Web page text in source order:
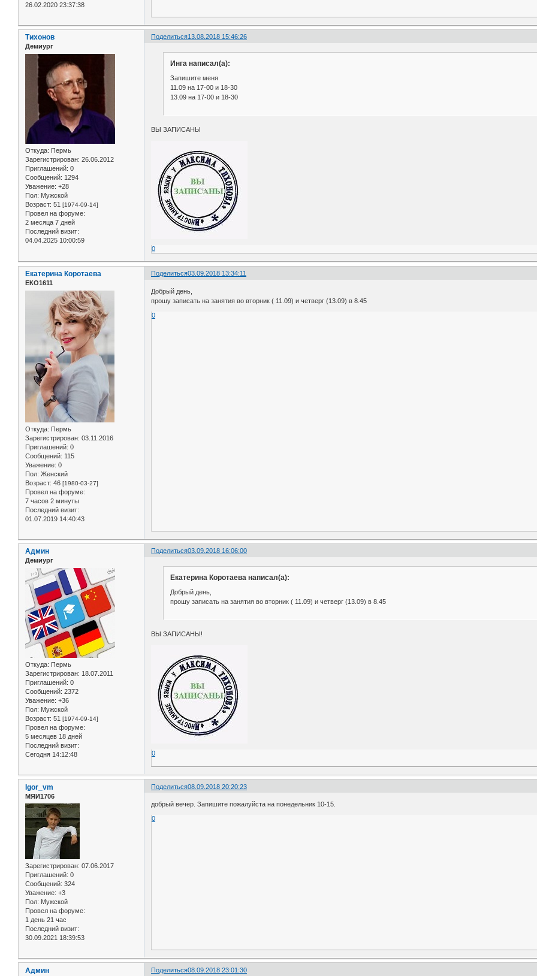
26.02.2020 23:37:38
Поделиться13.08.2018 15:46:26
Тихонов
Демиург
Откуда: Пермь
Зарегистрирован: 26.06.2012
Приглашений: 0
Сообщений: 1294
Уважение: +28
Пол: Мужской
Возраст: 51 [1974-09-14]
Провел на форуме:
2 месяца 7 дней
Последний визит:
04.04.2025 10:00:59
Инга написал(а):
Запишите меня
11.09 на 17-00 и 18-30
13.09 на 17-00 и 18-30
ВЫ ЗАПИСАНЫ
0
Поделиться03.09.2018 13:34:11
Екатерина Коротаева
ЕКО1611
Откуда: Пермь
Зарегистрирован: 03.11.2016
Приглашений: 0
Сообщений: 115
Уважение: 0
Пол: Женский
Возраст: 46 [1980-03-27]
Провел на форуме:
7 часов 2 минуты
Последний визит:
01.07.2019 14:40:43
Добрый день,
прошу записать на занятия во вторник ( 11.09) и четверг (13.09) в 8.45
0
Поделиться03.09.2018 16:06:00
Админ
Демиург
Откуда: Пермь
Зарегистрирован: 18.07.2011
Приглашений: 0
Сообщений: 2372
Уважение: +36
Пол: Мужской
Возраст: 51 [1974-09-14]
Провел на форуме:
5 месяцев 18 дней
Последний визит:
Сегодня 14:12:48
Екатерина Коротаева написал(а):
Добрый день,
прошу записать на занятия во вторник ( 11.09) и четверг (13.09) в 8.45
ВЫ ЗАПИСАНЫ!
0
Поделиться08.09.2018 20:20:23
Igor_vm
МЯИ1706
Зарегистрирован: 07.06.2017
Приглашений: 0
Сообщений: 324
Уважение: +3
Пол: Мужской
Провел на форуме:
1 день 21 час
Последний визит:
30.09.2021 18:39:53
добрый вечер. Запишите пожалуйста на понедельник 10-15.
0
Поделиться08.09.2018 23:01:30
Админ